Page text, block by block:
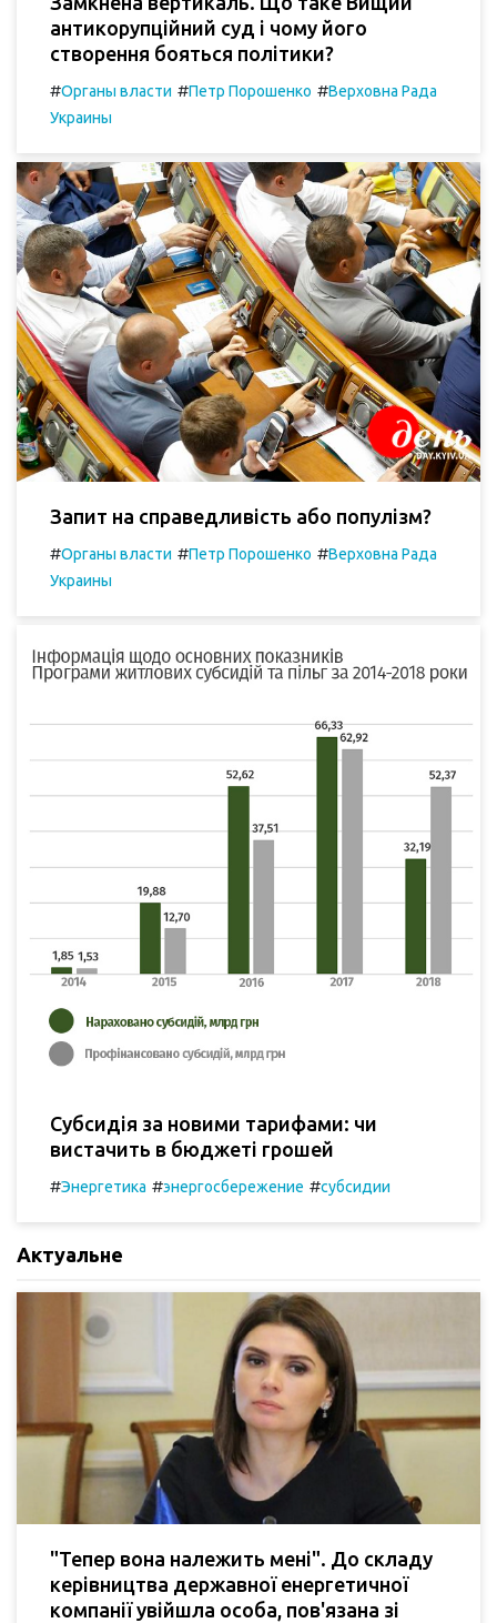
антикорупційний суд і чому його
створення бояться політики?
#Органы власти #Петр Порошенко #Верховна Рада
Украины
Запит на справедливість або популізм?
#Органы власти #Петр Порошенко #Верховна Рада
Украины
Субсидія за новими тарифами: чи
вистачить в бюджеті грошей
#Энергетика #энергосбережение #субсидии
Актуальне
"Тепер вона належить мені". До складу
керівництва державної енергетичної
компанії увійшла особа, пов'язана зі